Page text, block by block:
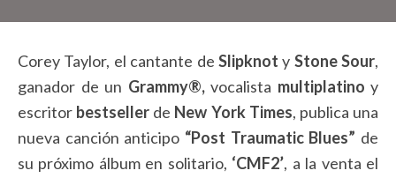
Corey Taylor, el cantante de Slipknot y Stone Sour,
ganador de un Grammy®,vocalista multiplatino y
escritor bestseller de New York Times, publica una
nueva canción anticipo “Post Traumatic Blues” de
su próximo álbum en solitario, ‘CMF2’, a la venta el